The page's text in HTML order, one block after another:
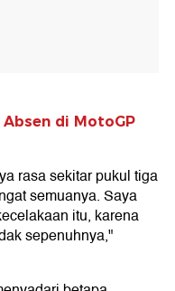
di MotoGP
rasa sekitar pukul tiga
semuanya. Saya
itu, karena
sepenuhnya,"